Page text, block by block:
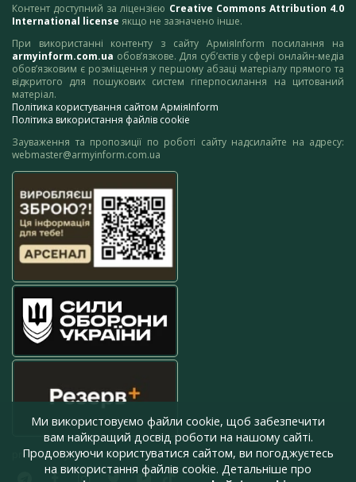
Контент доступний за ліцензією Creative Commons Attribution 4.0
International license якщо не зазначено інше.
При використанні контенту з сайту АрміяInform посилання на
armyinform.com.ua обов’язкове. Для суб’єктів у сфері онлайн-медіа
обов’язковим є розміщення у першому абзаці матеріалу прямого та
відкритого для пошукових систем гіперпосилання на цитований
матеріал.
Політика користування сайтом АрміяInform
Політика використання файлів cookie
Зауваження та пропозиції по роботі сайту надсилайте на адресу:
webmaster@armyinform.com.ua
press@armyinform.com.ua
Ми використовуємо файли cookie, щоб забезпечити
вам найкращий досвід роботи на нашому сайті.
Продовжуючи користуватися сайтом, ви погоджуєтесь
на використання файлів cookie. Детальніше про